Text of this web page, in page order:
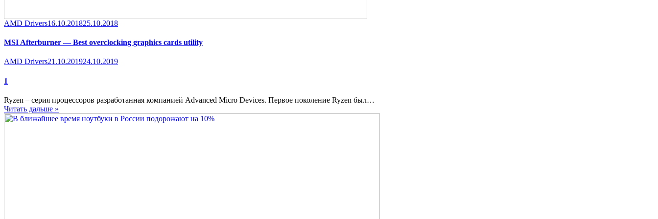
Category
AMD DriversPosted
16.10.201825.10.2018
MSI Afterburner — Best overclocking graphics cards utility
Category
AMD DriversPosted
21.10.201924.10.2019
1
Ryzen – серия процессоров разработанная компанией Advanced Micro Devices. Первое поколение Ryzen был…
Читать дальше »